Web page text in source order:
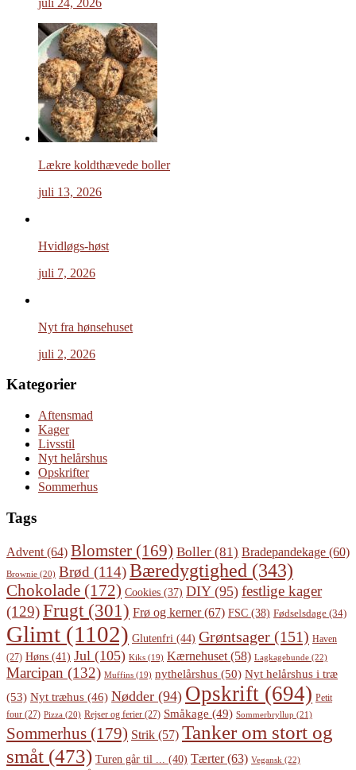
Lækre koldthævede boller
juli 13, 2026
Hvidløgs-høst
juli 7, 2026
Nyt fra hønsehuset
juli 2, 2026
Kategorier
Aftensmad
Kager
Livsstil
Nyt helårshus
Opskrifter
Sommerhus
Tags
Advent (64) Blomster (169) Boller (81) Bradepandekage (60)
Brownie (20) Brød (114)Bæredygtighed (343)
Chokolade (172) Cookies (37) DIY(95) festlige kager
(129)Frugt (301) Frø og kerner(67) FSC (38) Fødselsdage (34)
Glimt (1102) Glutenfri (44) Grøntsager (151) Haven
(27) Høns (41) Jul (105) Kiks (19) Kærnehuset (58) Lagkagebunde (22)
Marcipan (132) Muffins (19) nythelårshus (50) Nyt helårshus i træ
(53) Nyt træhus (46) Nødder (94) Opskrift (694) Petit
four (27) Pizza (20) Rejser og ferier (27) Småkage (49) Sommerbryllup (21)
Sommerhus (179) Strik (57) Tanker om stort og
småt (473) Turen går til ... (40) Tærter(63) Vegansk (22)